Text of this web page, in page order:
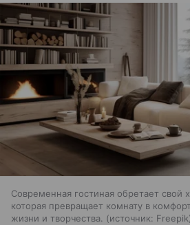
Современная гостиная обретает свой
которая превращает комнату в
жизни и творчества.
источник: Freepik